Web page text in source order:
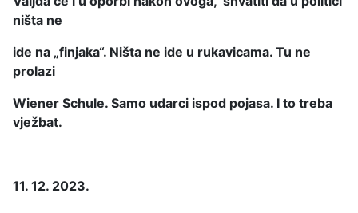
ništa ne
ide na „finjaka“. Ništa ne ide u rukavicama. Tu ne
prolazi
Wiener Schule. Samo udarci ispod pojasa. I to treba
vježbat.
11. 12. 2023.